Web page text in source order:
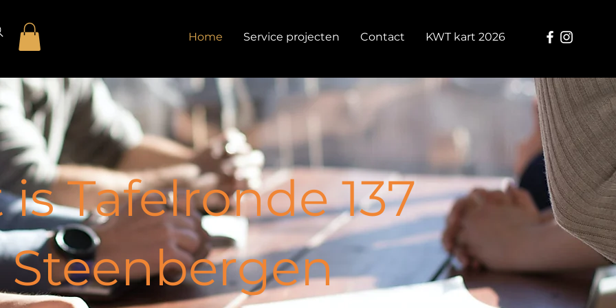
Home Service projecten Contact KWT kart 2026
Tafelronde 137
Steenbergen